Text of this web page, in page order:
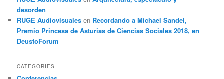
desorden
RUGE Audiovisuales en Recordando a Michael Sandel,
Premio Princesa de Asturias de Ciencias Sociales 2018, en
DeustoForum
CATEGORIES